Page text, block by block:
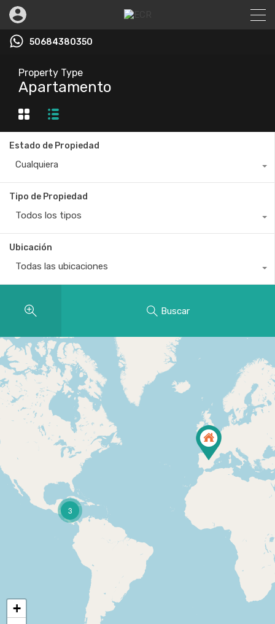
50684380350
Property Type
Apartamento
Estado de Propiedad
Cualquiera
Tipo de Propiedad
Todos los tipos
Ubicación
Todas las ubicaciones
Buscar
3
+